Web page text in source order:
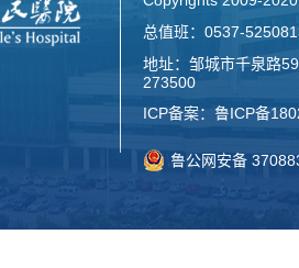
总值班：0537-
地址：邹城市千泉路
273500
ICP备案： 鲁ICP备
鲁公网安备